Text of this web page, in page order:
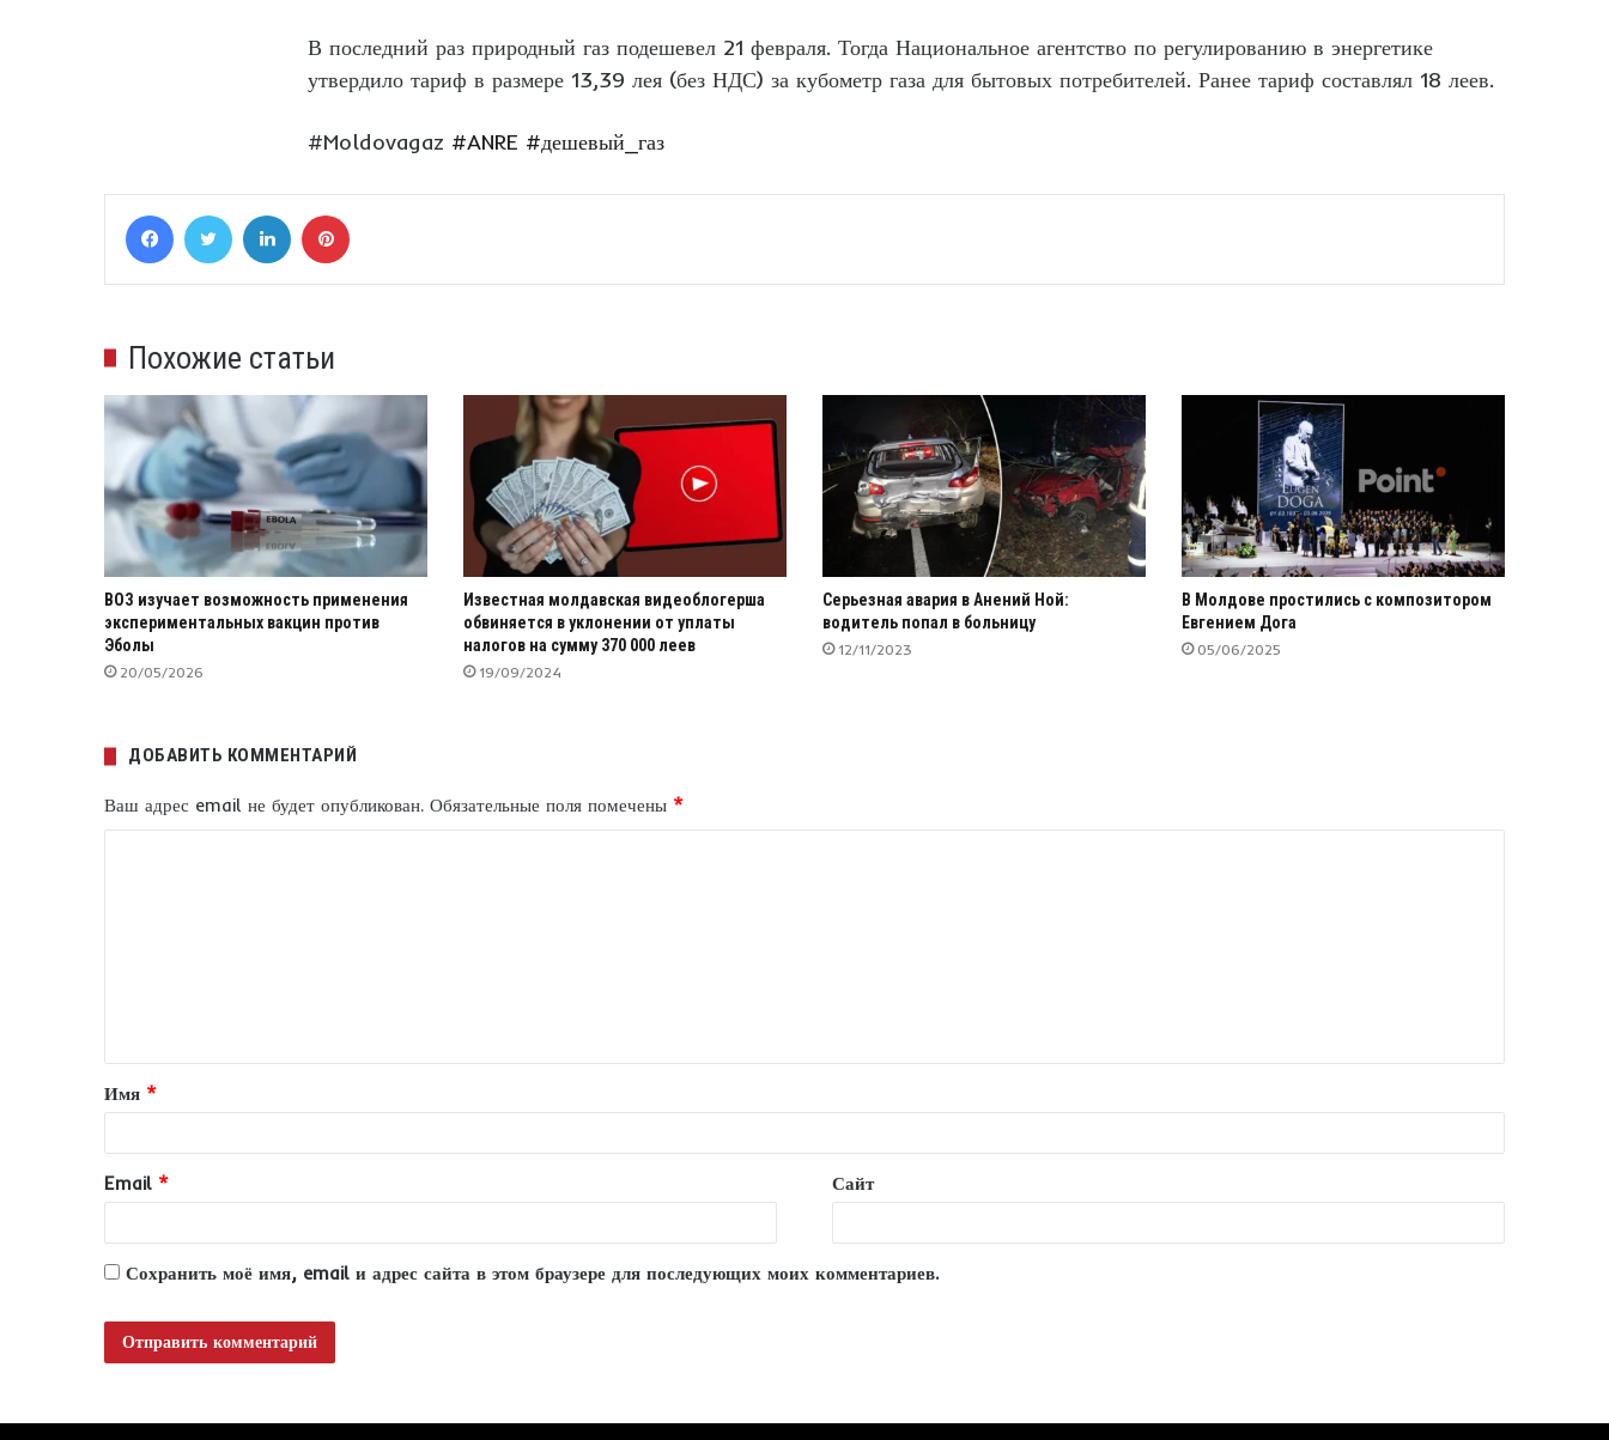
В последний раз природный газ подешевел 21 февраля. Тогда Национальное агентство по регулированию в энергетике
утвердило тариф в размере 13,39 лея (без НДС) за кубометр газа для бытовых потребителей. Ранее тариф составлял 18 леев.
#Moldovagaz #ANRE #дешевый_газ
FacebookTwitter LinkedIn
Похожие статьи
ВОЗ изучает возможность применения
экспериментальных вакцин против
Эболы
20/05/2026
Известная молдавская видеоблогерша
обвиняется в уклонении от уплаты
налогов на сумму 370 000 леев
19/09/2024
Серьезная авария в Анений Ной:
водитель попал в больницу
12/11/2023
В Молдове простились с композитором
Евгением Дога
05/06/2025
ДОБАВИТЬ КОММЕНТАРИЙ
Ваш адрес email не будет опубликован. Обязательные поля помечены *
т
а
и
й
*
Имя *
Email * Сайт
Сохранить моё имя, email и адрес сайта в этом браузере для последующих моих комментариев.